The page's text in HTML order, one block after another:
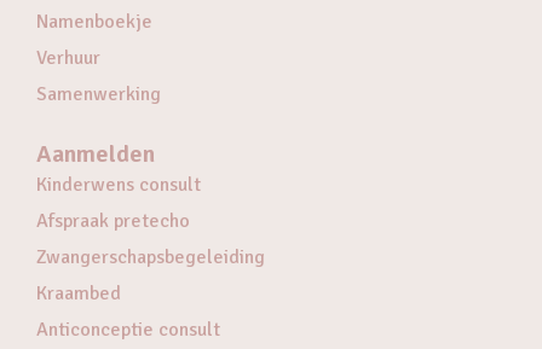
Namenboekje
Verhuur
Samenwerking
Aanmelden
Kinderwens consult
Afspraak pretecho
Zwangerschapsbegeleiding
Kraambed
Anticonceptie consult